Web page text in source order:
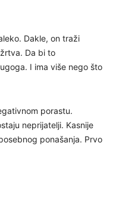
Dakle, on traži
Da bi to
I ima više nego što
porastu.
neprijatelji. Kasnije
ponašanja. Prvo